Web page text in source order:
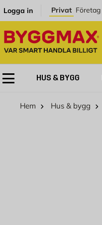
Logga in Privat Företag
HUS & BYGG
Hem Hus & bygg